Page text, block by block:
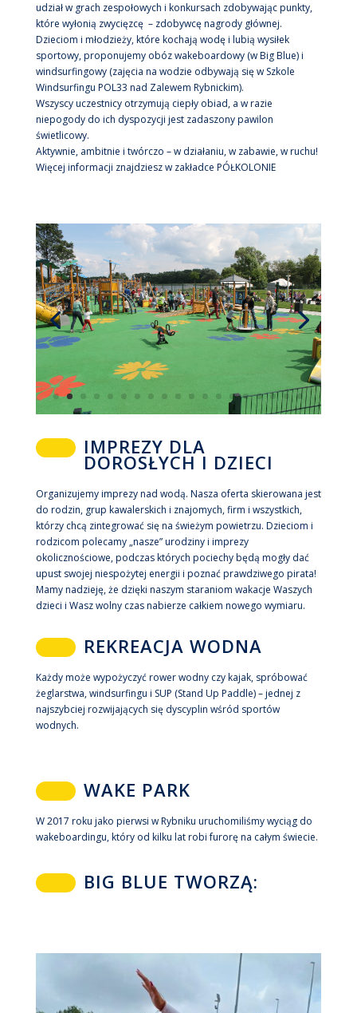
udział w grach zespołowych i konkursach zdobywając punkty,
które wyłonią zwycięzcę – zdobywcę nagrody głównej.
Dzieciom i młodzieży, które kochają wodę i lubią wysiłek
sportowy, proponujemy obóz wakeboardowy (w Big Blue) i
windsurfingowy (zajęcia na wodzie odbywają się w Szkole
Windsurfingu POL33 nad Zalewem Rybnickim).
Wszyscy uczestnicy otrzymują ciepły obiad, a w razie
niepogody do ich dyspozycji jest zadaszony pawilon
świetlicowy.
Aktywnie, ambitnie i twórczo – w działaniu, w zabawie, w ruchu!
Więcej informacji znajdziesz w zakładce PÓŁKOLONIE
IMPREZY DLA
DOROSŁYCH I DZIECI
Organizujemy imprezy nad wodą. Nasza oferta skierowana jest
do rodzin, grup kawalerskich i znajomych, firm i wszystkich,
którzy chcą zintegrować się na świeżym powietrzu. Dzieciom i
rodzicom polecamy „nasze” urodziny i imprezy
okolicznościowe, podczas których pociechy będą mogły dać
upust swojej niespożytej energii i poznać prawdziwego pirata!
Mamy nadzieję, że dzięki naszym staraniom wakacje Waszych
dzieci i Wasz wolny czas nabierze całkiem nowego wymiaru.
REKREACJA WODNA
Każdy może wypożyczyć rower wodny czy kajak, spróbować
żeglarstwa, windsurfingu i SUP (Stand Up Paddle) – jednej z
najszybciej rozwijających się dyscyplin wśród sportów
wodnych.
WAKE PARK
W 2017 roku jako pierwsi w Rybniku uruchomiliśmy wyciąg do
wakeboardingu, który od kilku lat robi furorę na całym świecie.
BIG BLUE TWORZĄ: